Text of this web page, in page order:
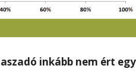
inkább nem ért